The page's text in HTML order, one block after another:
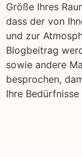
Größe Ihres
dass der von
und zur
Blogbeitrag
sowie andere
besprochen,
Ihre